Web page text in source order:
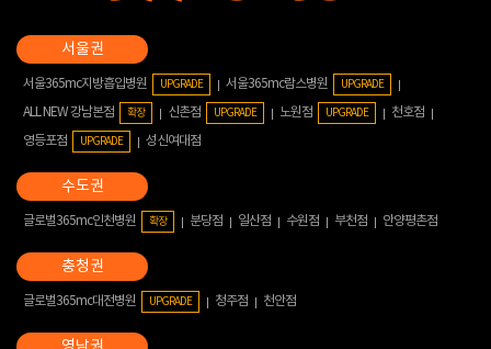
서울365mc지방흡입병원 UPGRADE 서울365mc람스병원 UPGRADE
ALL NEW 강남본점 확장 신촌점 UPGRADE 노원점 UPGRADE
천호점
영등포점
UPGRADE 성신여대점
글로벌365mc인천병원 확장 분당점 일산점 수원점 부천점 안양평촌점
글로벌365mc대전병원 UPGRADE 청주점 천안점